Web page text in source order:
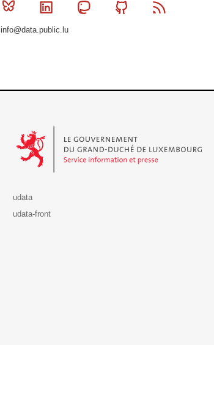
Bluesky Linkedin MastodonGithub
info@data.public.lu
udata
udata-front